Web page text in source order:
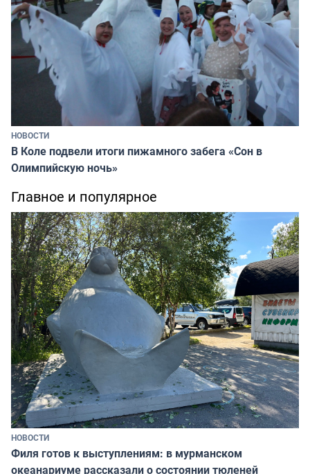
НОВОСТИ
В Коле подвели итоги пижамного забега «Сон в
Олимпийскую ночь»
Главное и популярное
НОВОСТИ
Филя готов к выступлениям: в мурманском
океанариуме рассказали о состоянии тюленей